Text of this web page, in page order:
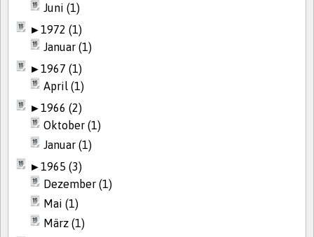
Juni (1)
►1972 (1)
Januar (1)
►1967 (1)
April (1)
►1966 (2)
Oktober (1)
Januar (1)
►1965 (3)
Dezember (1)
Mai (1)
März (1)